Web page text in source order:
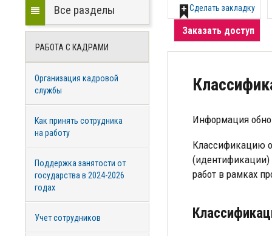
Сделать закладку
Заказать доступ
Информация
Классификацию
(идентификации)
работ в рамках
Все разделы
РАБОТА С КАДРАМИ
Организация кадровой
службы
Как принять сотрудника
на работу
Поддержка занятости от
государства в 2024-2026
годах
Учет сотрудников